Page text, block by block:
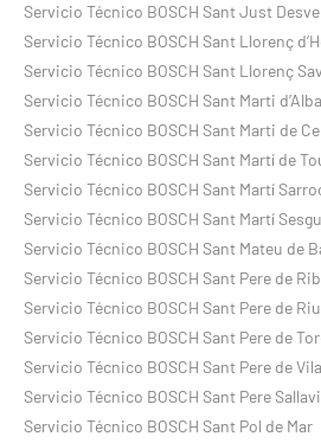
Servicio Técnico BOSCH Sant Just
Servicio Técnico BOSCH Sant Llorenç
Servicio Técnico BOSCH Sant Llorenç
Servicio Técnico BOSCH Sant Marti
Servicio Técnico BOSCH Sant Marti de
Servicio Técnico BOSCH Sant Martí de
Servicio Técnico BOSCH Sant Martí
Servicio Técnico BOSCH Sant Martí
Servicio Técnico BOSCH Sant Mateu de
Servicio Técnico BOSCH Sant Pere de
Servicio Técnico BOSCH Sant Pere de
Servicio Técnico BOSCH Sant Pere de
Servicio Técnico BOSCH Sant Pere de
Servicio Técnico BOSCH Sant Pere
Servicio Técnico BOSCH Sant Pol de Mar